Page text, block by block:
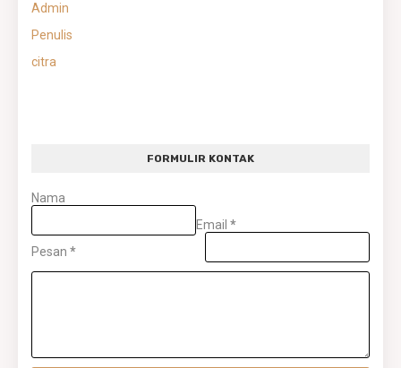
Admin
Penulis
citra
FORMULIR KONTAK
Nama
Email *
Pesan *